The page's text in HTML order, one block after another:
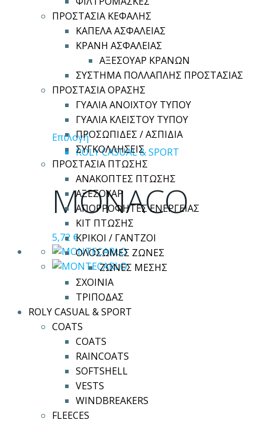
ΠΡΟΣΤΑΣΙΑ ΚΕΦΑΛΗΣ
ΚΑΠΕΛΑ ΑΣΦΑΛΕΙΑΣ
ΚΡΑΝΗ ΑΣΦΑΛΕΙΑΣ
ΑΞΕΣΟΥΑΡ ΚΡΑΝΩΝ
ΣΥΣΤΗΜΑ ΠΟΛΛΑΠΛΗΣ ΠΡΟΣΤΑΣΙΑΣ
ΠΡΟΣΤΑΣΙΑ ΟΡΑΣΗΣ
ΓΥΑΛΙΑ ΑΝΟΙΧΤΟΥ ΤΥΠΟΥ
ΓΥΑΛΙΑ ΚΛΕΙΣΤΟΥ ΤΥΠΟΥ
ΠΡΟΣΩΠΙΔΕΣ / ΑΣΠΙΔΙΑ
ΣΥΓΚΟΛΛΗΣΕΙΣ
ΠΡΟΣΤΑΣΙΑ ΠΤΩΣΗΣ
ΑΝΑΚΟΠΤΕΣ ΠΤΩΣΗΣ
ΑΞΕΣΟΥΑΡ
ΑΠΟΡΡΟΦΗΤΕΣ ΕΝΕΡΓΕΙΑΣ
ΚΙΤ ΠΤΩΣΗΣ
ΚΡΙΚΟΙ / ΓΑΝΤΖΟΙ
ΟΛΟΣΩΜΕΣ ΖΩΝΕΣ
ΖΩΝΕΣ ΜΕΣΗΣ
ΣΧΟΙΝΙΑ
ΤΡΙΠΟΔΑΣ
ROLY CASUAL & SPORT
COATS
COATS
RAINCOATS
SOFTSHELL
VESTS
WINDBREAKERS
FLEECES
σελίδα
του
προϊόντος
ΕπιλογήΑυτό
το
προϊόν
έχει
πολλαπλές
παραλλαγές.
Οι
επιλογές
μπορούν
να
επιλεγούν
στη
σελίδα
προϊόντος
ROLY CASUAL & SPORT
MONACO
5,72 €